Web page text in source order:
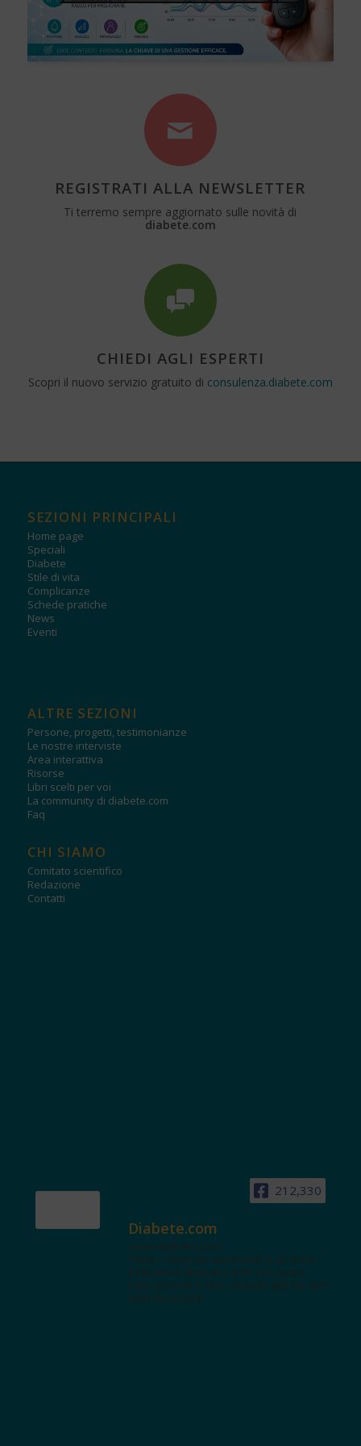
REGISTRATI ALLA NEWSLETTER
Ti terremo sempre aggiornato sulle novità di
diabete.com
CHIEDI AGLI ESPERTI
Scopri il nuovo servizio gratuito di consulenza.diabete.com
SEZIONI PRINCIPALI
Home page
Speciali
Diabete
Stile di vita
Complicanze
Schede pratiche
News
Eventi
ALTRE SEZIONI
Persone, progetti, testimonianze
Le nostre interviste
Area interattiva
Risorse
Libri scelti per voi
La community di diabete.com
Faq
CHI SIAMO
Comitato scientifico
Redazione
Contatti
212,330
Diabete.com
www.diabete.com
Tanti contenuti autorevoli e un'area
interattiva dedicata a te con spazi
educazionali e test. Iscriviti alla NL per
tutte le novità!